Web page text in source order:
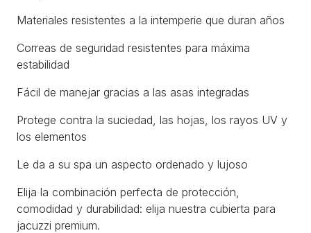
Materiales resistentes a la intemperie que duran años
Correas de seguridad resistentes para máxima
estabilidad
Fácil de manejar gracias a las asas integradas
Protege contra la suciedad, las hojas, los rayos UV y
los elementos
Le da a su spa un aspecto ordenado y lujoso
Elija la combinación perfecta de protección,
comodidad y durabilidad: elija nuestra cubierta para
jacuzzi premium.